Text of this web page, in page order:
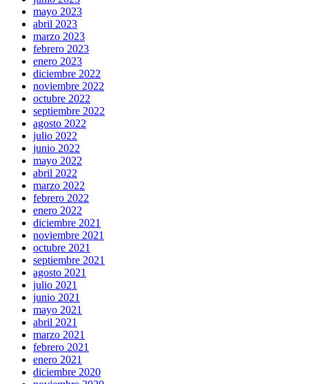
mayo 2023
abril 2023
marzo 2023
febrero 2023
enero 2023
diciembre 2022
noviembre 2022
octubre 2022
septiembre 2022
agosto 2022
julio 2022
junio 2022
mayo 2022
abril 2022
marzo 2022
febrero 2022
enero 2022
diciembre 2021
noviembre 2021
octubre 2021
septiembre 2021
agosto 2021
julio 2021
junio 2021
mayo 2021
abril 2021
marzo 2021
febrero 2021
enero 2021
diciembre 2020